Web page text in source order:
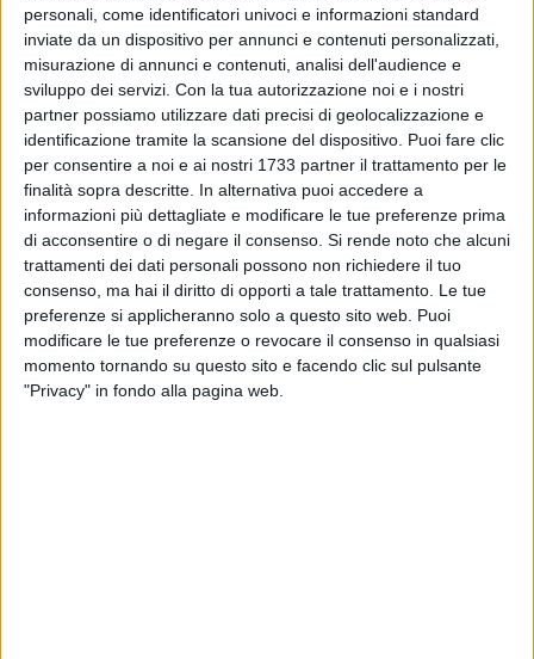
personali, come identificatori univoci e informazioni standard
inviate da un dispositivo per annunci e contenuti personalizzati,
misurazione di annunci e contenuti, analisi dell'audience e
sviluppo dei servizi. Con la tua autorizzazione noi e i nostri
partner possiamo utilizzare dati precisi di geolocalizzazione e
identificazione tramite la scansione del dispositivo. Puoi fare clic
per consentire a noi e ai nostri 1733 partner il trattamento per le
finalità sopra descritte. In alternativa puoi accedere a
informazioni più dettagliate e modificare le tue preferenze prima
di acconsentire o di negare il consenso. Si rende noto che alcuni
trattamenti dei dati personali possono non richiedere il tuo
consenso, ma hai il diritto di opporti a tale trattamento. Le tue
preferenze si applicheranno solo a questo sito web. Puoi
modificare le tue preferenze o revocare il consenso in qualsiasi
momento tornando su questo sito e facendo clic sul pulsante
"Privacy" in fondo alla pagina web.
TERLIZZI - 22 APRILE 2018
Terlizzi promossa in Eccellenza, è festa in città
TERLIZZI - 22 APRILE 2018
Calcio, sarà il presidente De Nicolo ad andare
in panchina oggi pomeriggio
TERLIZZI - 21 APRILE 2018
Terlizzi Calcio: dimissioni Anaclerio, il
presidente De Nicolo: rispetto per tale scelta
TERLIZZI - 15 APRILE 2018
A due giornata dalla promozione diretta, il